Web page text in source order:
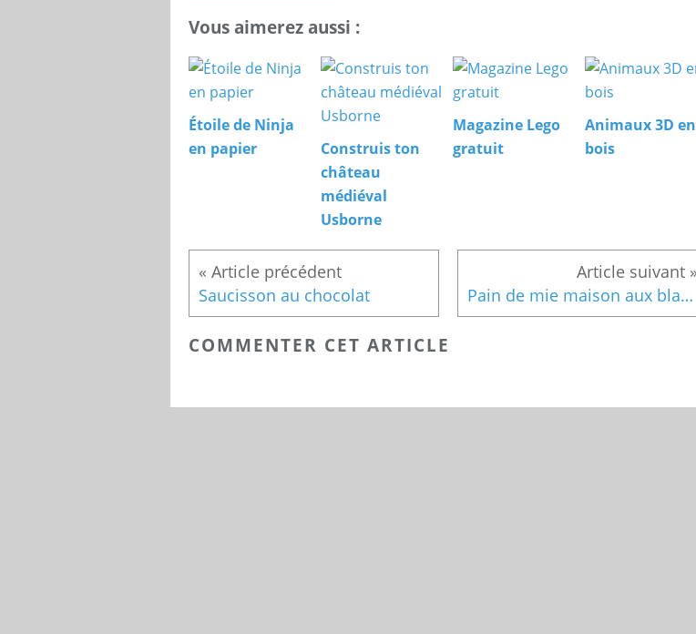
Vous aimerez aussi :
Étoile de Ninja
en papier
Construis ton
château
médiéval
Usborne
Magazine Lego
gratuit
Animaux 3D en
bois
Saucisson au chocolat Pain de mie maison aux blancs d’œufs
COMMENTER CET ARTICLE